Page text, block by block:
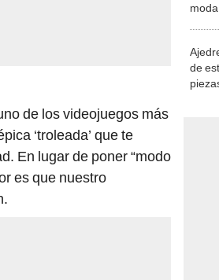
de los videojuegos más
‘troleada’ que te
En lugar de poner “modo
es que nuestro
de